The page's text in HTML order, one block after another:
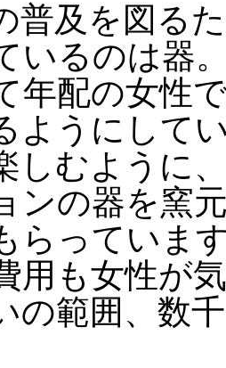
及を図る
いるのは器
年配の女性
ようにして
しむように
ンの器を窯
らっていま
用も女性が
の範囲、数